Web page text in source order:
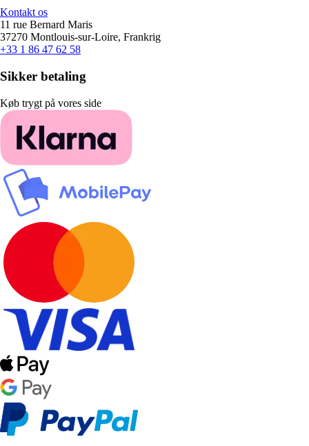
Kontakt os
11 rue Bernard Maris
37270 Montlouis-sur-Loire, Frankrig
+33 1 86 47 62 58
Sikker betaling
Køb trygt på vores side